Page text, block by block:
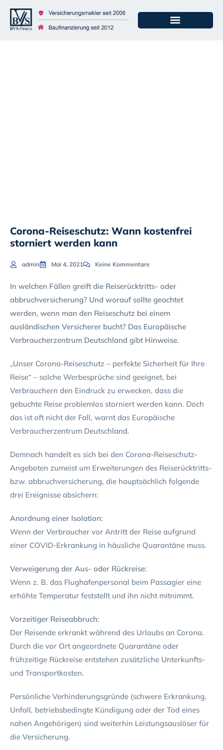
Corona-Reiseschutz: Wann kostenfrei
storniert werden kann
admin Mai 4, 2021 Keine Kommentare
In welchen Fällen greift die Reiserücktritts- oder
abbruchversicherung? Und worauf sollte geachtet
werden, wenn man den Reiseschutz bei einem
ausländischen Versicherer bucht? Das Europäische
Verbraucherzentrum Deutschland gibt Hinweise.
„Unser Corona-Reiseschutz – perfekte Sicherheit für Ihre
Reise“ – solche Werbesprüche sind geeignet, bei
Verbrauchern den Eindruck zu erwecken, dass die
gebuchte Reise problemlos storniert werden kann. Doch
das ist oft nicht der Fall, warnt das Europäische
Verbraucherzentrum Deutschland.
Demnach handelt es sich bei den Corona-Reiseschutz-
Angeboten zumeist um Erweiterungen des Reiserücktritts-
bzw. abbruchversicherung, die hauptsächlich folgende
drei Ereignisse absichern:
Anordnung einer Isolation:
Wenn der Verbraucher vor Antritt der Reise aufgrund
einer COVID-Erkrankung in häusliche Quarantäne muss.
Verweigerung der Aus- oder Rückreise:
Wenn z. B. das Flughafenpersonal beim Passagier eine
erhöhte Temperatur feststellt und ihn nicht mitnimmt.
Vorzeitiger Reiseabbruch:
Der Reisende erkrankt während des Urlaubs an Corona.
Durch die vor Ort angeordnete Quarantäne oder
frühzeitige Rückreise entstehen zusätzliche Unterkunfts-
und Transportkosten.
Persönliche Verhinderungsgründe (schwere Erkrankung,
Unfall, betriebsbedingte Kündigung oder der Tod eines
nahen Angehörigen) sind weiterhin Leistungsauslöser für
die Versicherung.